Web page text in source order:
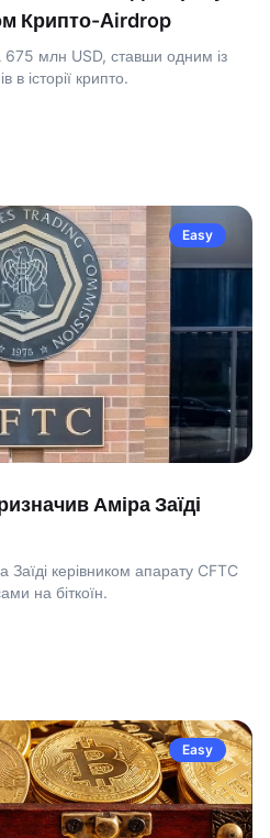
Крипто-Airdrop
млн USD, ставши одним із
в історії крипто.
Easy
Аміра Заїді
Заїді керівником апарату CFTC
на біткоїн.
Easy